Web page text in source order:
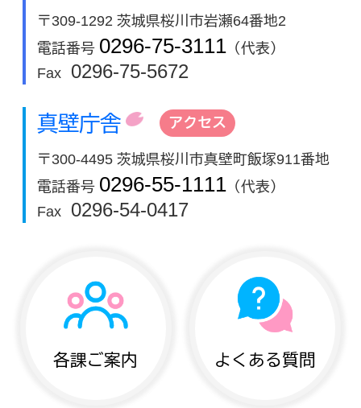
〒309-1292 茨城県桜川市岩瀬64番地2
電話番号 0296-75-3111 （代表）
Fax
0296-75-5672
真壁庁舎 アクセス
〒300-4495 茨城県桜川市真壁町飯塚911番地
電話番号 0296-55-1111 （代表）
Fax
0296-54-0417
各課ご案内 よくある質問